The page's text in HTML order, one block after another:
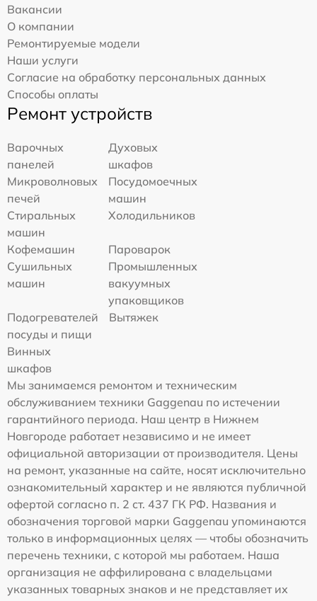
Вакансии
О компании
Ремонтируемые модели
Наши услуги
Согласие на обработку персональных данных
Способы оплаты
Ремонт устройств
Варочных
панелей
Духовых
шкафов
Микроволновых
печей
Посудомоечных
машин
Стиральных
машин
Холодильников
Кофемашин
Пароварок
Сушильных
машин
Промышленных
вакуумных
упаковщиков
Подогревателей
посуды и пищи
Вытяжек
Винных
шкафов
Мы занимаемся ремонтом и техническим
обслуживанием техники Gaggenau по истечении
гарантийного периода. Наш центр в Нижнем
Новгороде работает независимо и не имеет
официальной авторизации от производителя. Цены
на ремонт, указанные на сайте, носят исключительно
ознакомительный характер и не являются публичной
офертой согласно п. 2 ст. 437 ГК РФ. Названия и
обозначения торговой марки Gaggenau упоминаются
только в информационных целях — чтобы обозначить
перечень техники, с которой мы работаем. Наша
организация не аффилирована с владельцами
указанных товарных знаков и не представляет их